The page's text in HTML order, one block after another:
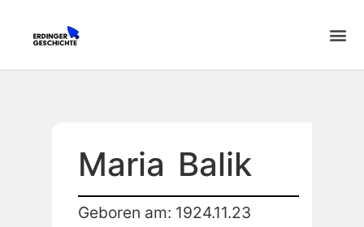
Maria Balik
Geboren am: 1924.11.23